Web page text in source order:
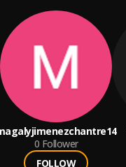
0 Follower
FOLLOW